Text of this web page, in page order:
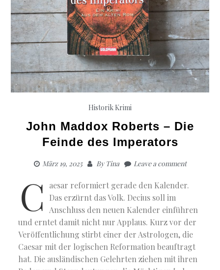
Historik Krimi
John Maddox Roberts – Die
Feinde des Imperators
März 19, 2025 ByTina Leave a comment
C
aesar reformiert gerade den Kalender.
Das erzürnt das Volk. Decius soll im
Anschluss den neuen Kalender einführen
und erntet damit nicht nur Applaus. Kurz vor der
Veröffentlichung stirbt einer der Astrologen, die
Caesar mit der logischen Reformation beauftragt
hat. Die ausländischen Gelehrten ziehen mit ihren